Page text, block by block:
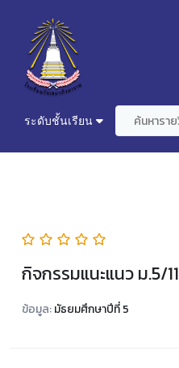
ระดับชั้นเรียน
กิจกรรมแนะแนว ม.5/11
ข้อมูล:มัธยมศึกษาปีที่ 5